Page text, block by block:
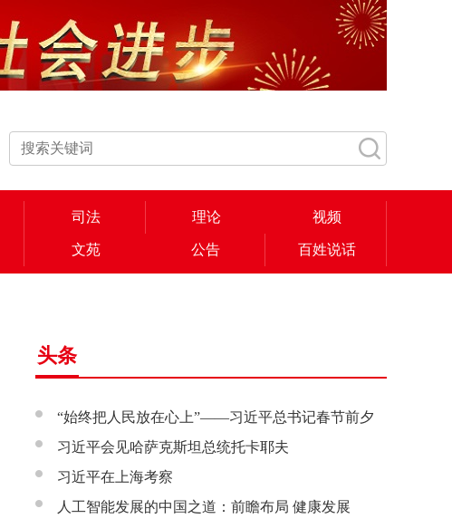
司法 理论 视频
文苑 公告 百姓说话
头条
“始终把人民放在心上”——习近平总书记春节前夕
赴辽宁看望慰问基层干部群众纪实
习近平会见哈萨克斯坦总统托卡耶夫
习近平在上海考察
人工智能发展的中国之道：前瞻布局 健康发展